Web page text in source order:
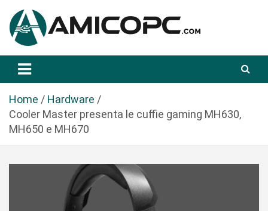
a
Amicopc.com
Home
Hardware
Cooler Master presenta le cuffie gaming MH630,
MH650 e MH670